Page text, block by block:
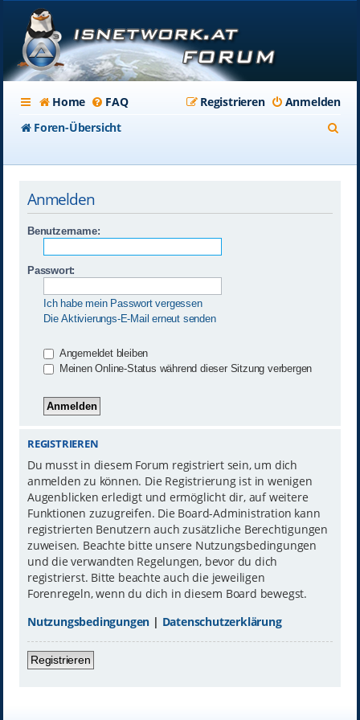
Home FAQ Anmelden
Registrieren
Foren-Übersicht
Anmelden
Benutzername:
Passwort:
Ich habe mein Passwort vergessen
Die Aktivierungs-E-Mail erneut senden
Angemeldet bleiben
Meinen Online-Status während dieser Sitzung verbergen
REGISTRIEREN
Du musst in diesem Forum registriert sein, um dich
anmelden zu können. Die Registrierung ist in wenigen
Augenblicken erledigt und ermöglicht dir, auf weitere
Funktionen zuzugreifen. Die Board-Administration kann
registrierten Benutzern auch zusätzliche Berechtigungen
zuweisen. Beachte bitte unsere Nutzungsbedingungen
und die verwandten Regelungen, bevor du dich
registrierst. Bitte beachte auch die jeweiligen
Forenregeln, wenn du dich in diesem Board bewegst.
Nutzungsbedingungen | Datenschutzerklärung
Registrieren